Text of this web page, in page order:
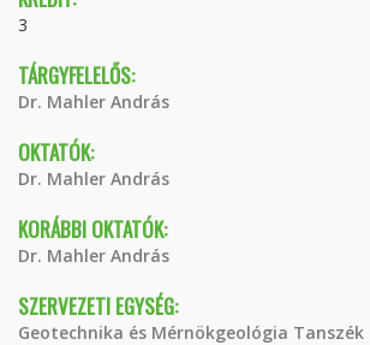
3
TÁRGYFELELŐS:
Dr. Mahler András
OKTATÓK:
Dr. Mahler András
KORÁBBI OKTATÓK:
Dr. Mahler András
SZERVEZETI EGYSÉG:
Geotechnika és Mérnökgeológia Tanszék